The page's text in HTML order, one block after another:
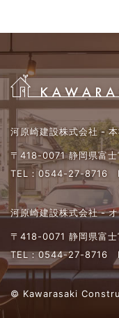
河原崎建設株式会社 - 本
〒418-0071 静岡県富
TEL： 0544-27-8716
河原崎建設株式会社 - オ
〒418-0071 静岡県富
TEL：0544-27-8716
© Kawarasaki